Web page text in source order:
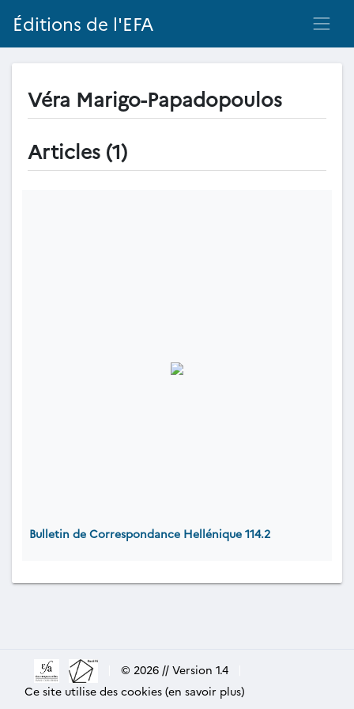
Éditions de l'EFA
Véra Marigo-Papadopoulos
Articles (1)
Bulletin de Correspondance Hellénique 114.2
© 2026 // Version 1.4
Ce site utilise des cookies (en savoir plus)